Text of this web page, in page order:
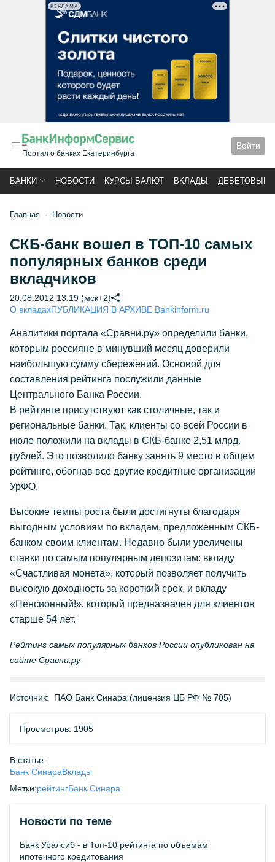
РЕКЛАМА
Портал о банках Екатеринбурга
Войти
БАНКИ НОВОСТИ КУРСЫ ВАЛЮТ ВКЛАДЫ ДЕБЕТОВЫЕ
Главная Новости
СКБ-банк вошел в ТОП-10 самых
популярных банков среди
вкладчиков
20.08.2012 13:19 (мск+2)
О вкладахПУБЛИКАЦИЯ В АРХИВЕ Bankinform.ru
Аналитики портала «Сравни.ру» определили банки,
которым россияне в минувший месяц доверили
наибольшую сумму сбережений. Основой для
составления рейтинга послужили данные
Центрального Банка России.
В рейтинге присутствуют как столичные, так и
региональные банки. Так, клиенты со всей России в
июле положили на вклады в СКБ-банке 2,51 млрд.
рублей. Это позволило банку занять 9 место в общем
рейтинге, обогнав все другие кредитные организации
УрФО.
Высокие темпы роста были достигнуты благодаря
выгодным условиям по вкладам, предложенным СКБ-
банком своим клиентам. Недавно были увеличены
ставки по самым популярным депозитам: вкладу
«Счастливая монета», который позволяет получить
высокую доходность за короткий срок, и вкладу
«Пенсионный!», который предназначен для клиентов
старше 54 лет.
Рейтинг самых популярных банков России опубликован на
сайте Сравни.ру
Источник: ПАО Банк Синара (лицензия ЦБ РФ № 705)
Просмотров: 1905
В статье:
Банк СинараВклады
Метки:рейтингБанк Синара
Новости по теме
Банк Уралсиб - в Топ-10 рейтинга по объемам
ипотечного кредитования